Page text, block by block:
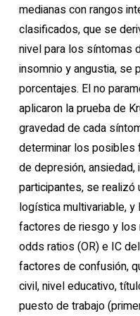
medianas con rangos
clasificados, que se
nivel para los síntomas
insomnio y angustia, se
porcentajes. El no
aplicaron la prueba de
gravedad de cada
determinar los
de depresión,
participantes, se realizó
logística multivariable,
factores de riesgo y
odds ratios (OR) e IC
factores de confusión,
civil, nivel educativo,
puesto de trabajo